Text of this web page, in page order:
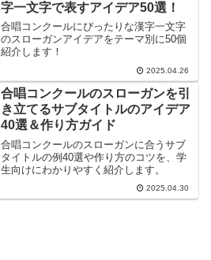
字一文字で表すアイデア50選！
合唱コンクールにぴったりな漢字一文字
のスローガンアイデアをテーマ別に50個
紹介します！
2025.04.26
合唱コンクールのスローガンを引
き立てるサブタイトルのアイデア
40選＆作り方ガイド
合唱コンクールのスローガンに合うサブ
タイトルの例40選や作り方のコツを、学
生向けにわかりやすく紹介します。
2025.04.30